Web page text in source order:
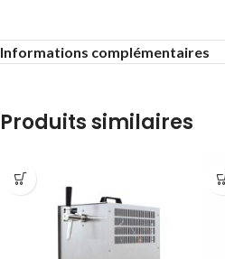
Informations complémentaires
Produits similaires